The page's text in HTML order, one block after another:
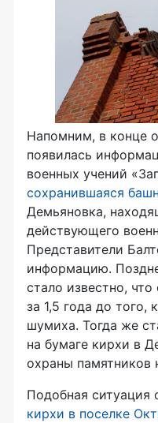
Напомним, в конце
появилась
военных учений
сохранившаяся
Демьяновка,
действующего
Представители
информацию.
стало известно,
за 1,5 года до того,
шумиха. Тогда же
на бумаге кирхи в
охраны памятников
Подобная ситуация
кирхи в поселке